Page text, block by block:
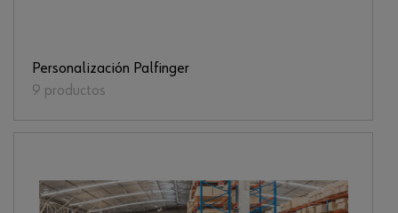
Personalización Palfinger
9 productos